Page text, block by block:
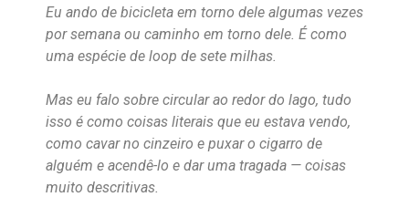
Eu ando de bicicleta em torno dele algumas vezes
por semana ou caminho em torno dele. É como
uma espécie de loop de sete milhas.
Mas eu falo sobre circular ao redor do lago, tudo
isso é como coisas literais que eu estava vendo,
como cavar no cinzeiro e puxar o cigarro de
alguém e acendê-lo e dar uma tragada — coisas
muito descritivas.